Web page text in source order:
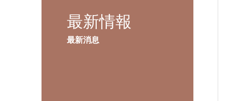
最新情報
最新消息